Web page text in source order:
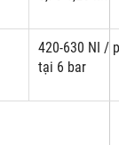
420-630 NI /
tại 6 bar